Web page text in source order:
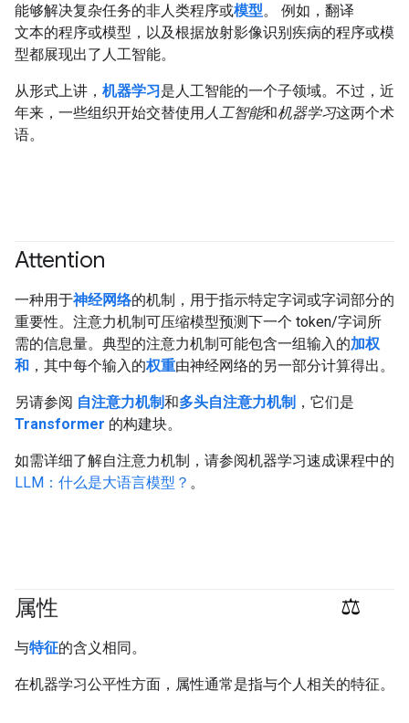
能够解决复杂任务的非人类程序或模型。 例如，翻译
文本的程序或模型，以及根据放射影像识别疾病的程序或模
型都展现出了人工智能。
从形式上讲， 机器学习是人工智能的一个子领域。不过，近
年来，一些组织开始交替使用 人工智能和机器学习这两个术
语。
Attention
一种用于神经网络的机制，用于指示特定字词或字词部分的
重要性。注意力机制可压缩模型预测下一个 token/字词所
需的信息量。典型的注意力机制可能包含一组输入的加权
和 ，其中每个输入的权重由神经网络的另一部分计算得出。
另请参阅 自注意力机制和多头自注意力机制 ，它们是
Transformer 的构建块。
如需详细了解自注意力机制，请参阅机器学习速成课程中的
LLM：什么是大语言模型？ 。
属性
与特征的含义相同。
在机器学习公平性方面，属性通常是指与个人相关的特征。